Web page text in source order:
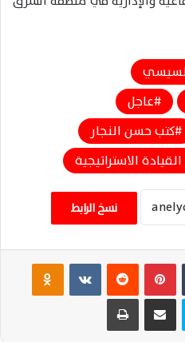
عاجل
كتب حسن النجار
الاستراتيجية
نسخ الرابط
بينتيريست ‏VKontakte
سكايب مشاركة عبر البريد طباعة